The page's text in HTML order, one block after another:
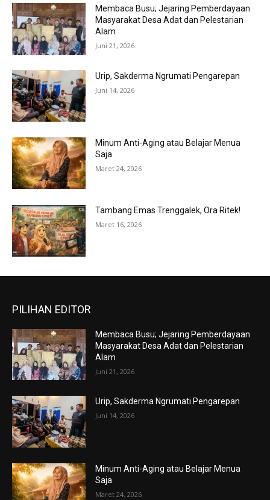
Membaca Busu; Jejaring Pemberdayaan
Masyarakat Desa Adat dan Pelestarian
Alam
Juni 21, 2026
Urip, Sakderma Ngrumati Pengarepan
Juni 14, 2026
Minum Anti-Aging atau Belajar Menua
Saja
Maret 24, 2026
Tambang Emas Trenggalek, Ora Ritek!
Maret 16, 2026
PILIHAN EDITOR
Membaca Busu; Jejaring Pemberdayaan
Masyarakat Desa Adat dan Pelestarian
Alam
Juni 21, 2026
Urip, Sakderma Ngrumati Pengarepan
Juni 14, 2026
Minum Anti-Aging atau Belajar Menua
Saja
Maret 24, 2026